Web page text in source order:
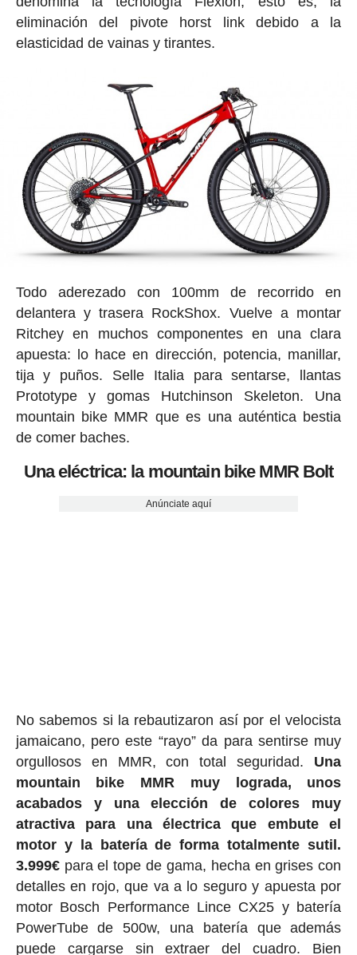
eliminación del pivote horst link debido a la
elasticidad de vainas y tirantes.
Todo aderezado con 100mm de recorrido en
delantera y trasera RockShox. Vuelve a montar
Ritchey en muchos componentes en una clara
apuesta: lo hace en dirección, potencia, manillar,
tija y puños. Selle Italia para sentarse, llantas
Prototype y gomas Hutchinson Skeleton. Una
mountain bike MMR que es una auténtica bestia
de comer baches.
Una eléctrica: la mountain bike MMR Bolt
Anúnciate aquí
No sabemos si la rebautizaron así por el velocista
jamaicano, pero este “rayo” da para sentirse muy
orgullosos en MMR, con total seguridad. Una
mountain bike MMR muy lograda, unos
acabados y una elección de colores muy
atractiva para una électrica que embute el
motor y la batería de forma totalmente sutil.
3.999€para el tope de gama, hecha en grises con
detalles en rojo, que va a lo seguro y apuesta por
motor Bosch Performance Lince CX25 y batería
PowerTube de 500w, una batería que además
puede cargarse sin extraer del cuadro. Bien